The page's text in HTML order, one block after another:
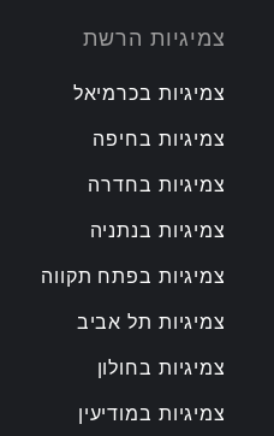
צמיגיות הרשת
צמיגיות בכרמיאל
צמיגיות בחיפה
צמיגיות בחדרה
צמיגיות בנתניה
צמיגיות בפתח תקווה
צמיגיות תל אביב
צמיגיות בחולון
צמיגיות במודיעין